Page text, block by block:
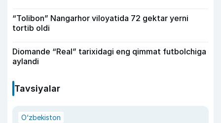
“Tolibon” Nangarhor viloyatida 72 gektar yerni
tortib oldi
Diomande “Real” tarixidagi eng qimmat futbolchiga
aylandi
Tavsiyalar
O‘zbekiston